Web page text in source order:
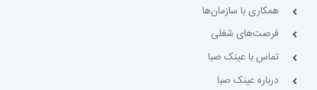
همکاری با سازمان‌ها
فرصت‌های شغلی
تماس با عینک صبا
درباره عینک صبا